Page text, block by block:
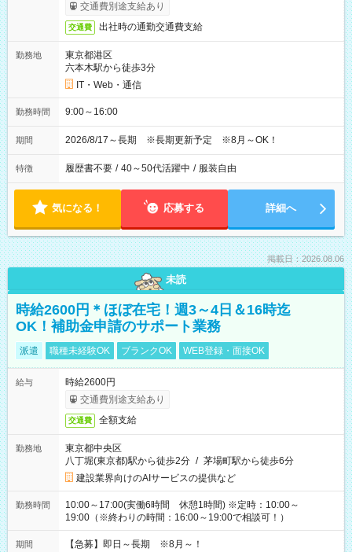
交通費別途支給あり
交通費 出社時の通勤交通費支給
勤務地
東京都港区
六本木駅から徒歩3分
IT・Web・通信
勤務時間 9:00～16:00
期間 2026/8/17～長期 ※長期更新予定 ※8月～OK！
特徴 履歴書不要 / 40～50代活躍中 / 服装自由
気になる！ 応募する 詳細へ
掲載日：2026.08.06
未読
時給2600円＊ほぼ在宅！週3～4日＆16時迄
OK！補助金申請のサポート業務
派遣 職種未経験OK ブランクOK WEB登録・面接OK
給与
時給2600円
交通費別途支給あり
交通費 全額支給
勤務地
東京都中央区
八丁堀(東京都)駅から徒歩2分 / 茅場町駅から徒歩6分
建設業界向けのAIサービスの提供など
勤務時間
10:00～17:00(実働6時間 休憩1時間) ※定時：10:00～
19:00（※終わりの時間：16:00～19:00で相談可！）
期間 【急募】即日～長期 ※8月～！